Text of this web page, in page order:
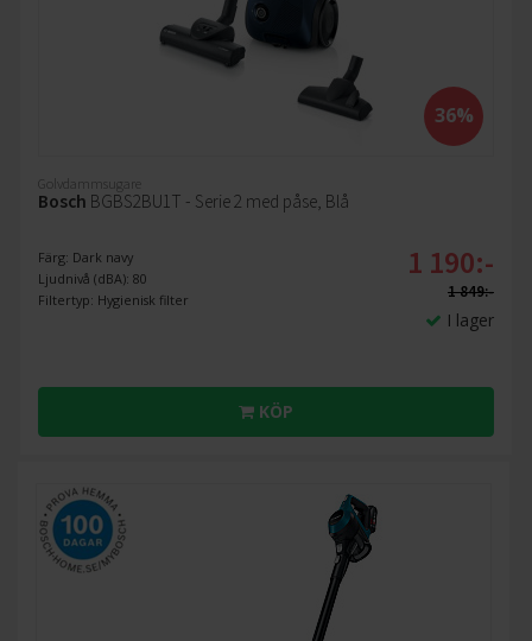
36%
Golvdammsugare
Bosch BGBS2BU1T - Serie 2 med påse, Blå
Färg: Dark navy
Ljudnivå (dBA): 80
Filtertyp: Hygienisk filter
1 190:-
1 849:-
I lager
KÖP